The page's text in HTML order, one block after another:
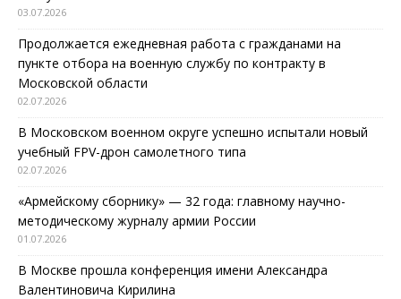
03.07.2026
Продолжается ежедневная работа с гражданами на
пункте отбора на военную службу по контракту в
Московской области
02.07.2026
В Московском военном округе успешно испытали новый
учебный FPV-дрон самолетного типа
02.07.2026
«Армейскому сборнику» — 32 года: главному научно-
методическому журналу армии России
01.07.2026
В Москве прошла конференция имени Александра
Валентиновича Кирилина